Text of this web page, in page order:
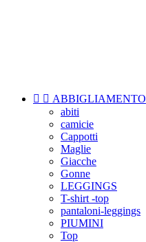
  ABBIGLIAMENTO
abiti
camicie
Cappotti
Maglie
Giacche
Gonne
LEGGINGS
T-shirt -top
pantaloni-leggings
PIUMINI
Top